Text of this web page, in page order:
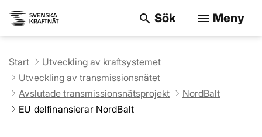
search Sök menu Meny
Start
Utveckling av kraftsystemet
Utveckling av transmissionsnätet
Avslutade transmissionsnätsprojekt
NordBalt
EU delfinansierar NordBalt